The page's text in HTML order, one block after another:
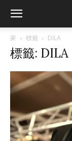
家 標籤 DILA
標籤: DILA